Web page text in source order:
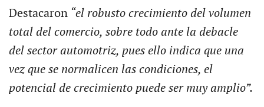
Destacaron“el robusto crecimiento del volumen
total del comercio, sobre todo ante la debacle
del sector automotriz, pues ello indica que una
vez que se normalicen las condiciones, el
potencial de crecimiento puede ser muy amplio”.